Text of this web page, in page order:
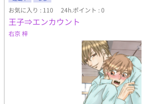
お気に入り : 110 24h.ポイント : 0
王子⇒エンカウント
右京 梓